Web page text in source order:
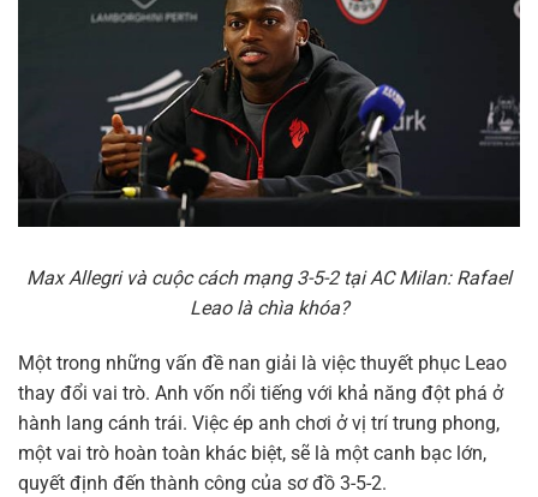
Max Allegri và cuộc cách mạng 3-5-2 tại AC Milan: Rafael
Leao là chìa khóa?
Một trong những vấn đề nan giải là việc thuyết phục Leao
thay đổi vai trò. Anh vốn nổi tiếng với khả năng đột phá ở
hành lang cánh trái. Việc ép anh chơi ở vị trí trung phong,
một vai trò hoàn toàn khác biệt, sẽ là một canh bạc lớn,
quyết định đến thành công của sơ đồ 3-5-2.